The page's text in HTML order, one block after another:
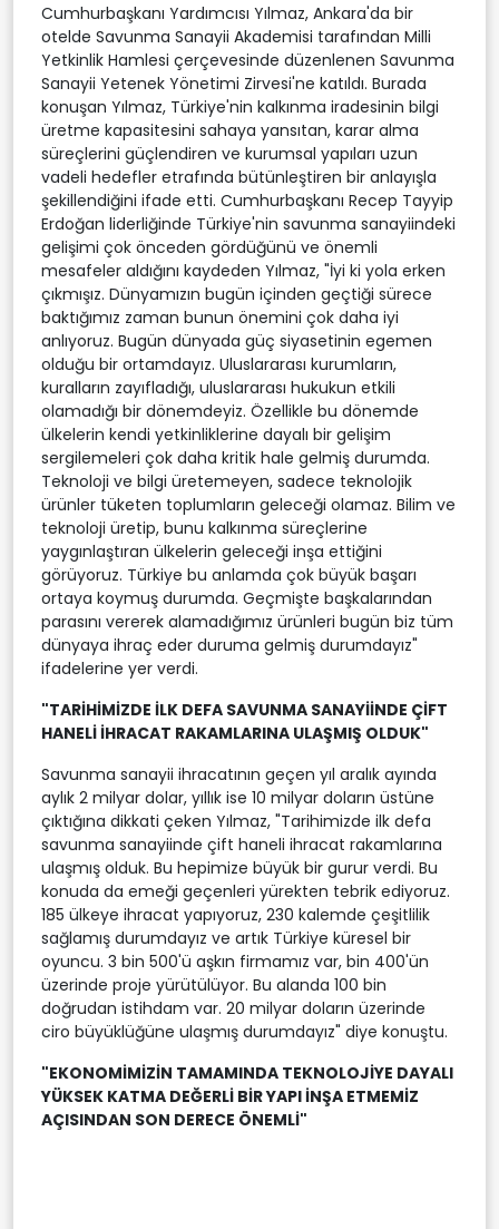
Cumhurbaşkanı Yardımcısı Yılmaz, Ankara'da bir
otelde Savunma Sanayii Akademisi tarafından Milli
Yetkinlik Hamlesi çerçevesinde düzenlenen Savunma
Sanayii Yetenek Yönetimi Zirvesi'ne katıldı. Burada
konuşan Yılmaz, Türkiye'nin kalkınma iradesinin bilgi
üretme kapasitesini sahaya yansıtan, karar alma
süreçlerini güçlendiren ve kurumsal yapıları uzun
vadeli hedefler etrafında bütünleştiren bir anlayışla
şekillendiğini ifade etti. Cumhurbaşkanı Recep Tayyip
Erdoğan liderliğinde Türkiye'nin savunma sanayiindeki
gelişimi çok önceden gördüğünü ve önemli
mesafeler aldığını kaydeden Yılmaz, "İyi ki yola erken
çıkmışız. Dünyamızın bugün içinden geçtiği sürece
baktığımız zaman bunun önemini çok daha iyi
anlıyoruz. Bugün dünyada güç siyasetinin egemen
olduğu bir ortamdayız. Uluslararası kurumların,
kuralların zayıfladığı, uluslararası hukukun etkili
olamadığı bir dönemdeyiz. Özellikle bu dönemde
ülkelerin kendi yetkinliklerine dayalı bir gelişim
sergilemeleri çok daha kritik hale gelmiş durumda.
Teknoloji ve bilgi üretemeyen, sadece teknolojik
ürünler tüketen toplumların geleceği olamaz. Bilim ve
teknoloji üretip, bunu kalkınma süreçlerine
yaygınlaştıran ülkelerin geleceği inşa ettiğini
görüyoruz. Türkiye bu anlamda çok büyük başarı
ortaya koymuş durumda. Geçmişte başkalarından
parasını vererek alamadığımız ürünleri bugün biz tüm
dünyaya ihraç eder duruma gelmiş durumdayız"
ifadelerine yer verdi.
"TARİHİMİZDE İLK DEFA SAVUNMA SANAYİİNDE ÇİFT
HANELİ İHRACAT RAKAMLARINA ULAŞMIŞ OLDUK"
Savunma sanayii ihracatının geçen yıl aralık ayında
aylık 2 milyar dolar, yıllık ise 10 milyar doların üstüne
çıktığına dikkati çeken Yılmaz, "Tarihimizde ilk defa
savunma sanayiinde çift haneli ihracat rakamlarına
ulaşmış olduk. Bu hepimize büyük bir gurur verdi. Bu
konuda da emeği geçenleri yürekten tebrik ediyoruz.
185 ülkeye ihracat yapıyoruz, 230 kalemde çeşitlilik
sağlamış durumdayız ve artık Türkiye küresel bir
oyuncu. 3 bin 500'ü aşkın firmamız var, bin 400'ün
üzerinde proje yürütülüyor. Bu alanda 100 bin
doğrudan istihdam var. 20 milyar doların üzerinde
ciro büyüklüğüne ulaşmış durumdayız" diye konuştu.
"EKONOMİMİZİN TAMAMINDA TEKNOLOJİYE DAYALI
YÜKSEK KATMA DEĞERLİ BİR YAPI İNŞA ETMEMİZ
AÇISINDAN SON DERECE ÖNEMLİ"